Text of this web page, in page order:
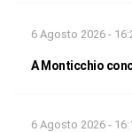
6 Agosto 2026 -
A Monticchio
6 Agosto 2026 -